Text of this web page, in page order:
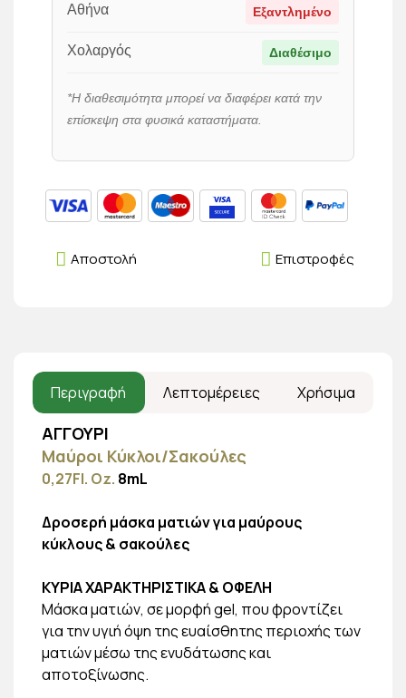
Αθήνα Εξαντλημένο
Χολαργός Διαθέσιμο
*Η διαθεσιμότητα μπορεί να διαφέρει κατά την
επίσκεψη στα φυσικά καταστήματα.
Επιστροφές
Αποστολή
Περιγραφή Λεπτομέρειες Χρήσιμα
AΓΓΟΥΡΙ
Μαύροι Κύκλοι/Σακούλες
0,27Fl. Oz. 8mL
Δροσερή μάσκα ματιών για μαύρους
κύκλους & σακούλες
ΚΥΡΙΑ ΧΑΡΑΚΤΗΡΙΣΤΙΚΑ & ΟΦΕΛΗ
Μάσκα ματιών, σε μορφή gel, που φροντίζει
για την υγιή όψη της ευαίσθητης περιοχής των
ματιών μέσω της ενυδάτωσης και
αποτοξίνωσης.